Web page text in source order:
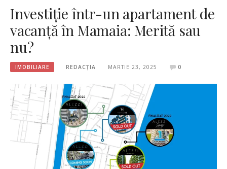
Investiție într-un apartament de
vacanță în Mamaia: Merită sau
nu?
IMOBILIARE REDACȚIA MARTIE 23, 2025 0